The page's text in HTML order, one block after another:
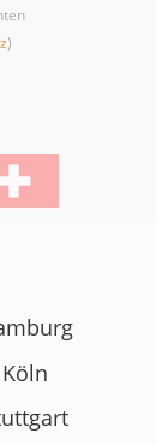
)
Köln